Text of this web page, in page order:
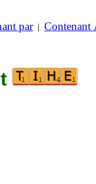
par| Contenant